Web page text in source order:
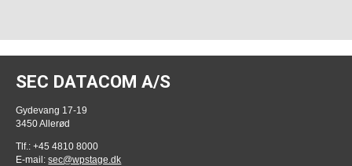
SEC DATACOM A/S
Gydevang 17-19
3450 Allerød
Tlf.: +45 4810 8000
E-mail:sec@wpstage.dk